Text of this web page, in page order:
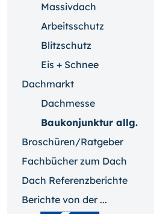
Massivdach
Arbeitsschutz
Blitzschutz
Eis + Schnee
Dachmarkt
Dachmesse
Baukonjunktur allg.
Broschüren/Ratgeber
Fachbücher zum Dach
Dach Referenzberichte
Berichte von der ...